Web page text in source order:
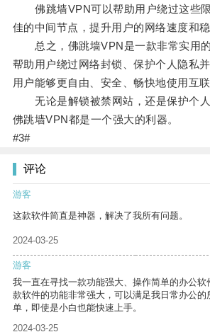
佛跳墙VPN可以帮助用户绕过这些
佳的中间节点，提升用户的网络速度和稳
总之，佛跳墙VPN是一款非常实用的
帮助用户绕过网络封锁、保护个人隐私
用户能够更自由、安全、畅快地使用互联
无论是解锁被禁网站，还是保护个人
佛跳墙VPN都是一个强大的利器。
#3#
评论
游客
这款软件简直是神器，解决了我所有问题。
2024-03-25
游客
我一直在寻找一款功能强大、操作简单的办公
款软件的功能非常强大，可以满足我日常办公
单，即使是小白也能快速上手。
2024-03-25